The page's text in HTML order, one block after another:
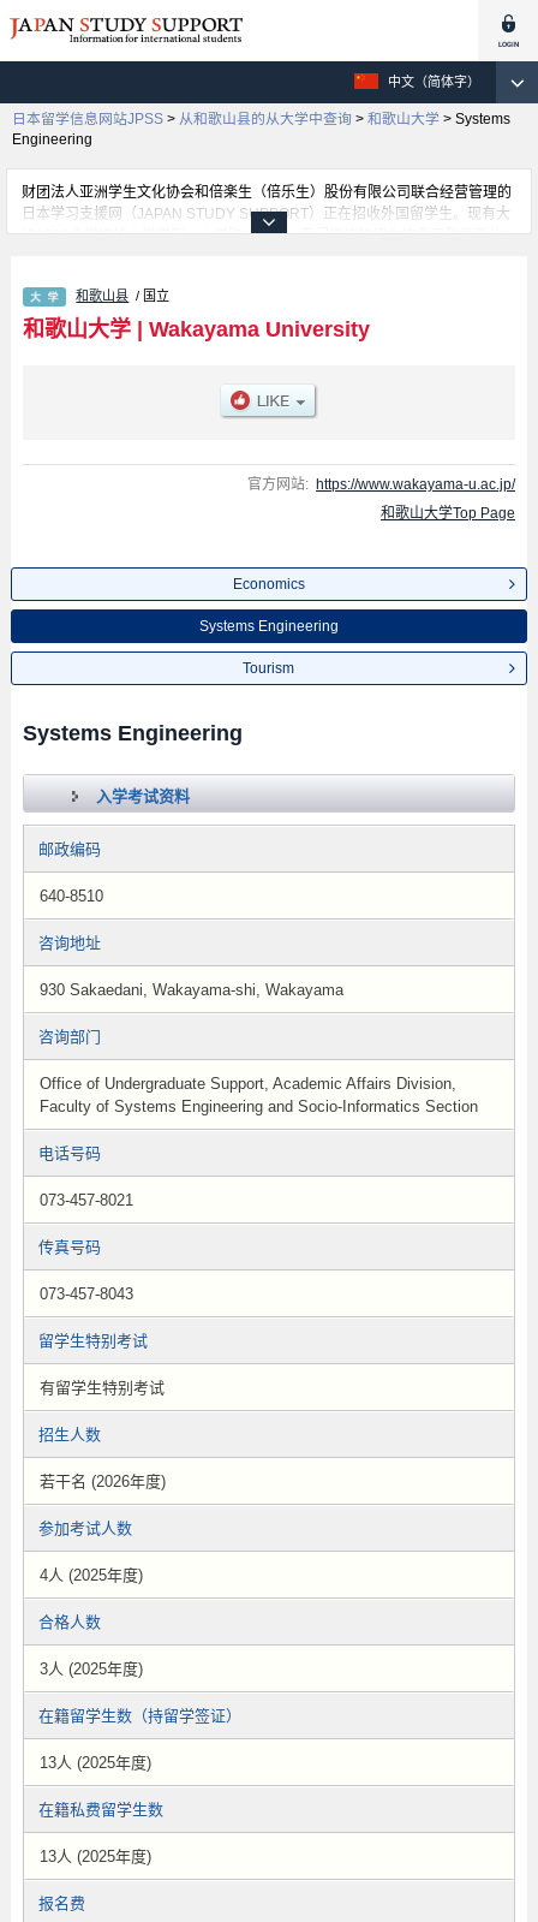
中文（简体字）
日本留学信息网站JPSS > 从和歌山县的从大学中查询 > 和歌山大学 > Systems
Engineering
财团法人亚洲学生文化协会和倍楽生（倍乐生）股份有限公司联合经营管理的
日本学习支援网（JAPAN STUDY SUPPORT）正在招收外国留学生。现有大
约1300个学校的大学学部、大学院、短大、专门学校的招生信息正登载于此
Engineering 学部、Tourism 学部等各学部的不同信息。招收名额、合格人数
等考试信息，以及设施介绍、联系方式等外国留学生必要的信息都登载于此，
请务必查阅和利用此网。
和歌山县 / 国立
和歌山大学| Wakayama University
官方网站: https://www.wakayama-u.ac.jp/
和歌山大学Top Page
Economics
Systems Engineering
Tourism
Systems Engineering
入学考试资料
邮政编码
640-8510
咨询地址
930 Sakaedani, Wakayama-shi, Wakayama
咨询部门
Office of Undergraduate Support, Academic Affairs Division,
Faculty of Systems Engineering and Socio-Informatics Section
电话号码
073-457-8021
传真号码
073-457-8043
留学生特别考试
有留学生特别考试
招生人数
若干名 (2026年度)
参加考试人数
4人 (2025年度)
合格人数
3人 (2025年度)
在籍留学生数（持留学签证）
13人 (2025年度)
在籍私费留学生数
13人 (2025年度)
报名费